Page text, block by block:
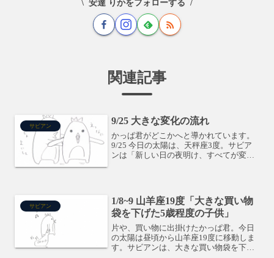
安達 りかをフォローする
関連記事
サビアン 9/25 大きな変化の流れ
かっぱ君がどこかへと導かれています。
9/25 今日の太陽は、天秤座3度。サビア
ンは「新しい日の夜明け、すべてが変わ
ような結果になるの...
サビアン
1/8~9 山羊座19度「大きな買い物
袋を下げた5歳程度の子供」
片や、買い物に出掛けたかっぱ君。今日
の太陽は昼頃から山羊座19度に移動しま
す。サビアンは、大きな買い物袋を下げ